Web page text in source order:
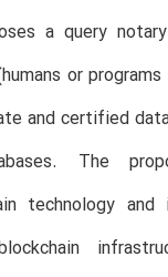
a query
or
and certified
The
technology and